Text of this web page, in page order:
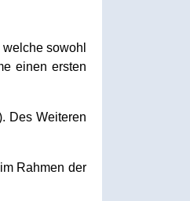
sowohl
einen ersten
Des Weiteren
Rahmen der